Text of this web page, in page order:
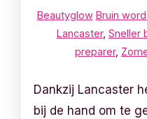
Beautyglow Bruin
Lancaster, Sneller
preparer,
Dankzij Lancaster
bij de hand om te